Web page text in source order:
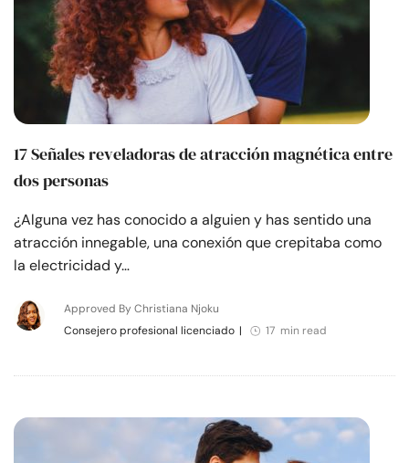
17 Señales reveladoras de atracción magnética entre
dos personas
¿Alguna vez has conocido a alguien y has sentido una
atracción innegable, una conexión que crepitaba como
la electricidad y…
Approved By Christiana Njoku
Consejero profesional licenciado | 17 min read